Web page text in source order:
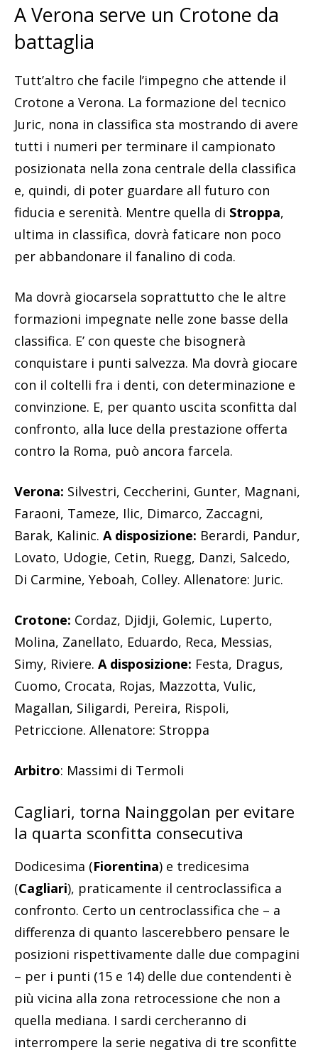
A Verona serve un Crotone da
battaglia
Tutt’altro che facile l’impegno che attende il
Crotone a Verona. La formazione del tecnico
Juric, nona in classifica sta mostrando di avere
tutti i numeri per terminare il campionato
posizionata nella zona centrale della classifica
e, quindi, di poter guardare all futuro con
fiducia e serenità. Mentre quella di Stroppa,
ultima in classifica, dovrà faticare non poco
per abbandonare il fanalino di coda.
Ma dovrà giocarsela soprattutto che le altre
formazioni impegnate nelle zone basse della
classifica. E’ con queste che bisognerà
conquistare i punti salvezza. Ma dovrà giocare
con il coltelli fra i denti, con determinazione e
convinzione. E, per quanto uscita sconfitta dal
confronto, alla luce della prestazione offerta
contro la Roma, può ancora farcela.
Verona: Silvestri, Ceccherini, Gunter, Magnani,
Faraoni, Tameze, Ilic, Dimarco, Zaccagni,
Barak, Kalinic. A disposizione: Berardi, Pandur,
Lovato, Udogie, Cetin, Ruegg, Danzi, Salcedo,
Di Carmine, Yeboah, Colley. Allenatore: Juric.
Crotone: Cordaz, Djidji, Golemic, Luperto,
Molina, Zanellato, Eduardo, Reca, Messias,
Simy, Riviere. A disposizione: Festa, Dragus,
Cuomo, Crocata, Rojas, Mazzotta, Vulic,
Magallan, Siligardi, Pereira, Rispoli,
Petriccione. Allenatore: Stroppa
Arbitro: Massimi di Termoli
Cagliari, torna Nainggolan per evitare
la quarta sconfitta consecutiva
Dodicesima (Fiorentina) e tredicesima
(Cagliari), praticamente il centroclassifica a
confronto. Certo un centroclassifica che – a
differenza di quanto lascerebbero pensare le
posizioni rispettivamente dalle due compagini
– per i punti (15 e 14) delle due contendenti è
più vicina alla zona retrocessione che non a
quella mediana. I sardi cercheranno di
interrompere la serie negativa di tre sconfitte